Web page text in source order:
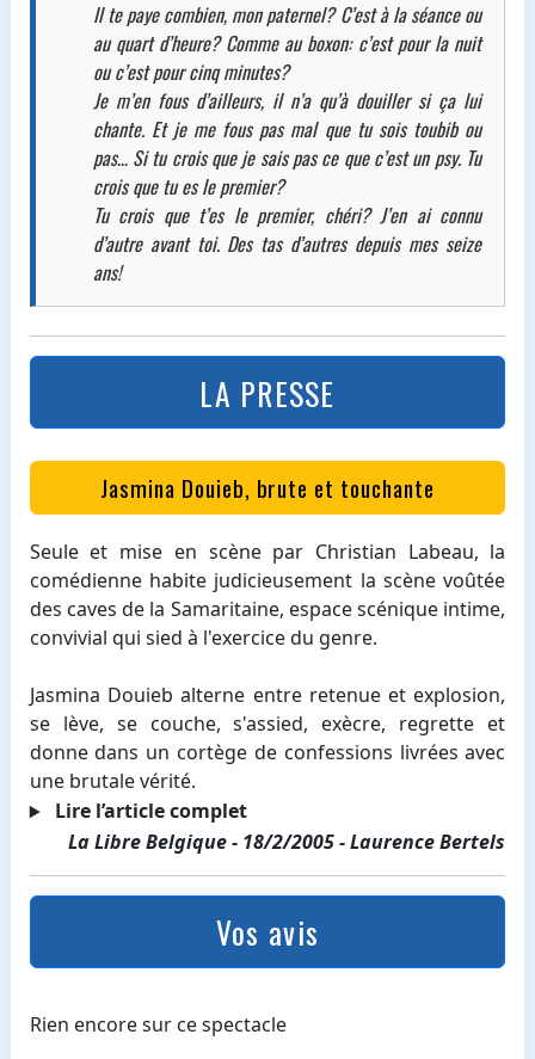
Il te paye combien, mon paternel? C’est à la séance ou
au quart d’heure? Comme au boxon: c’est pour la nuit
ou c’est pour cinq minutes?
Je m’en fous d’ailleurs, il n’a qu’à douiller si ça lui
chante. Et je me fous pas mal que tu sois toubib ou
pas… Si tu crois que je sais pas ce que c’est un psy. Tu
crois que tu es le premier?
Tu crois que t’es le premier, chéri? J’en ai connu
d’autre avant toi. Des tas d’autres depuis mes seize
ans!
LA PRESSE
Jasmina Douieb, brute et touchante
Seule et mise en scène par Christian Labeau, la
comédienne habite judicieusement la scène voûtée
des caves de la Samaritaine, espace scénique intime,
convivial qui sied à l'exercice du genre.
Jasmina Douieb alterne entre retenue et explosion,
se lève, se couche, s'assied, exècre, regrette et
donne dans un cortège de confessions livrées avec
une brutale vérité.
Lire l’article complet
La Libre Belgique - 18/2/2005 - Laurence Bertels
Vos avis
Rien encore sur ce spectacle